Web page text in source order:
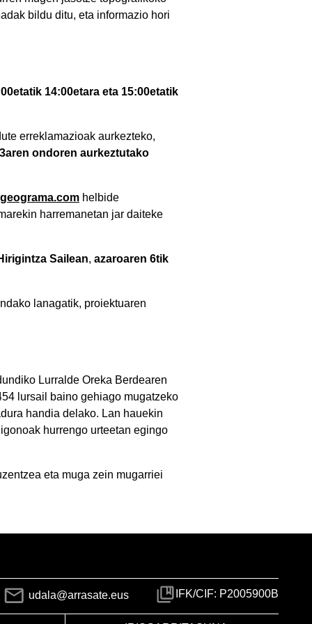
bildu ditu, eta informazio hori
14:00etara eta 15:00etatik
erreklamazioak aurkezteko,
ondoren aurkeztutako
helbide
harremanetan jar daiteke
Sailean, azaroaren 6tik
lanagatik, proiektuaren
Lurralde Oreka Berdearen
lursail baino gehiago mugatzeko
handia delako. Lan hauekin
hurrengo urteetan egingo
eta muga zein mugarriei
udala@arrasate.eus IFK/CIF: P2005900B